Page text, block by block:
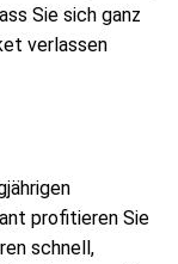
Sie sich ganz
verlassen
profitieren Sie
schnell,